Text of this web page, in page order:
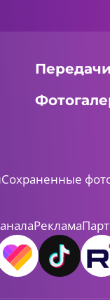
Передачи
Сохраненные
Реклама